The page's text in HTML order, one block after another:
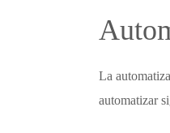
La
automatizar